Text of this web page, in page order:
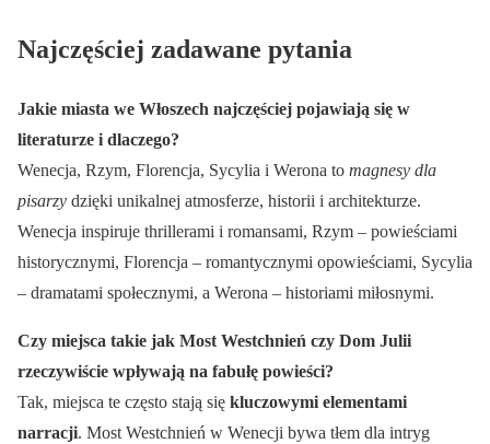
Najczęściej zadawane pytania
Jakie miasta we Włoszech najczęściej pojawiają się w
literaturze i dlaczego?
Wenecja, Rzym, Florencja, Sycylia i Werona to magnesy dla
pisarzy dzięki unikalnej atmosferze, historii i architekturze.
Wenecja inspiruje thrillerami i romansami, Rzym – powieściami
historycznymi, Florencja – romantycznymi opowieściami, Sycylia
– dramatami społecznymi, a Werona – historiami miłosnymi.
Czy miejsca takie jak Most Westchnień czy Dom Julii
rzeczywiście wpływają na fabułę powieści?
Tak, miejsca te często stają się kluczowymi elementami
narracji. Most Westchnień w Wenecji bywa tłem dla intryg